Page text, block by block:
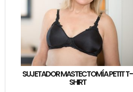
SUJETADOR MASTECTOMÍA PETIT T-
SHIRT